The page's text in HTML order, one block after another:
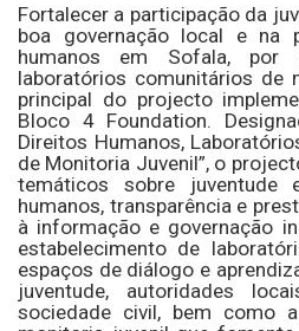
Fortalecer a participação da
boa governação local e na
humanos em Sofala,
laboratórios comunitários de
principal do projecto
Bloco 4 Foundation.
Direitos Humanos,
de Monitoria Juvenil”, o
temáticos sobre juventude
humanos, transparência e
à informação e governação
estabelecimento de
espaços de diálogo e
juventude, autoridades
sociedade civil, bem como